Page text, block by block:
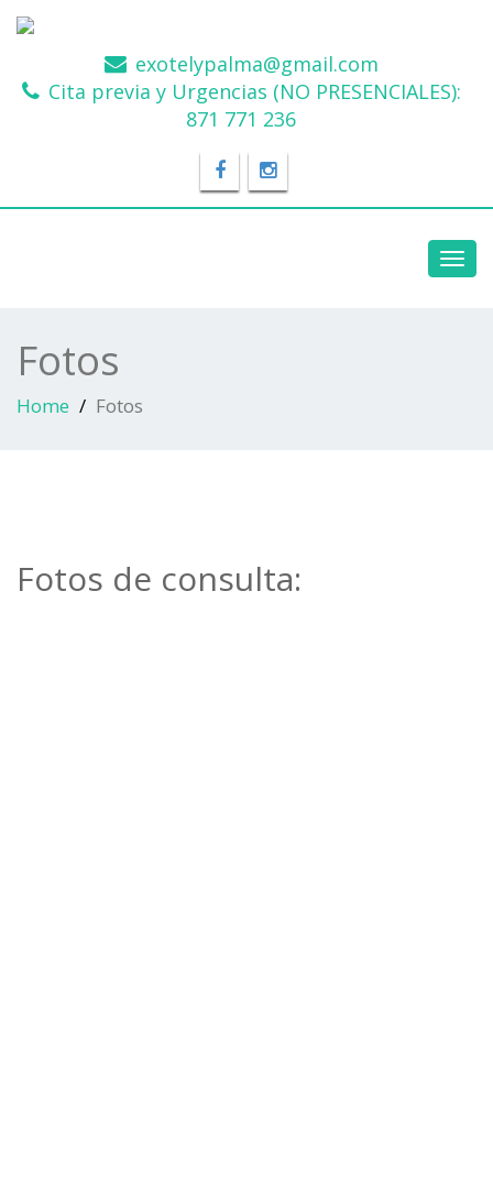
exotelypalma@gmail.com
Cita previa y Urgencias (NO PRESENCIALES):
871 771 236
Fotos
Home Fotos
Fotos de consulta: